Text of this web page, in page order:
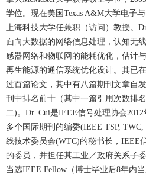
学位。现在美国Texas A&M大学电子
上海科技大学任兼职（访问）教授。
面向大数据的网络信息处理，认知无
感器网络和物联网的能耗优化，估计
再生能源的通信系统优化设计。其已
过百篇论文，其中有八篇期刊文章自
刊中排名前十（其中一篇引用次数排
二) 。 Dr. Cui是IEEE信号处理协会2012
多个国际期刊的编委(IEEE TSP,
线技术委员会(WTC)的秘书长， IEEE
的委员，并担任其工业／政府关系子委
当选IEEE Fellow （博士毕业后8年内